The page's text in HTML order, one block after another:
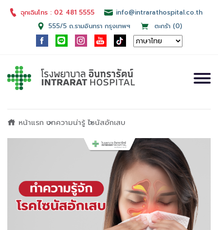
ฉุกเฉินโทร : 02 481 5555
info@intrarathospital.co.th
555/5 ถ.รามอินทรา กรุงเทพฯ
ตะกร้า (0)
หน้าแรก บทความน่ารู้ ไซนัสอักเสบ